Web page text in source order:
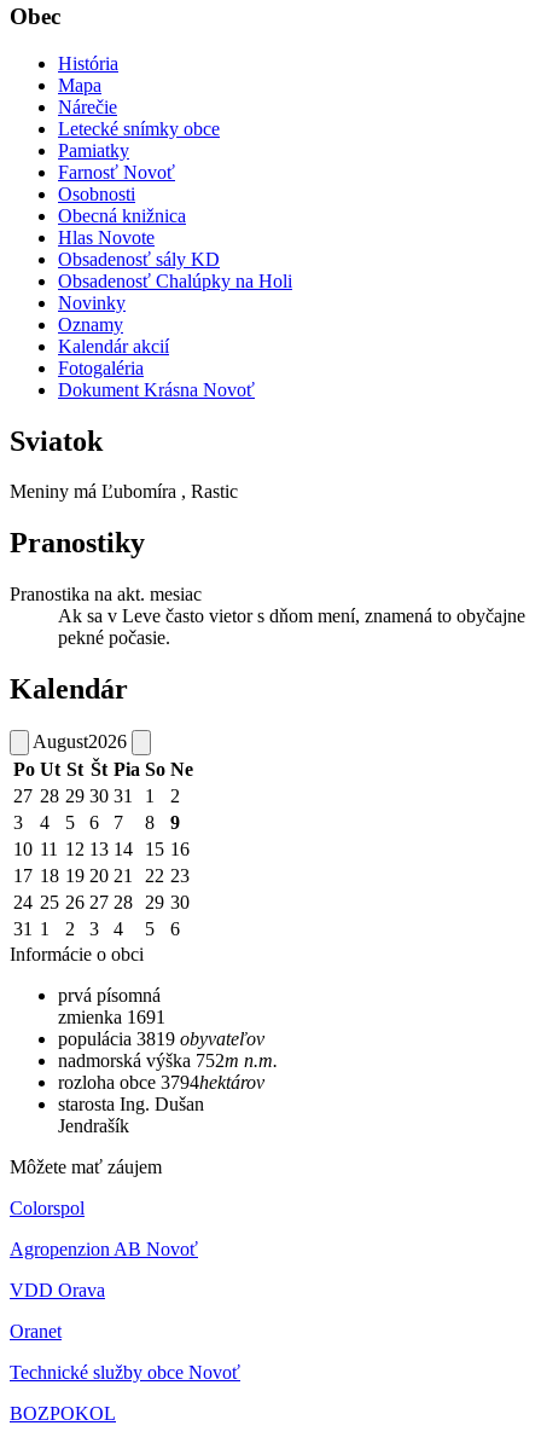
Obec
História
Mapa
Nárečie
Letecké snímky obce
Pamiatky
Farnosť Novoť
Osobnosti
Obecná knižnica
Hlas Novote
Obsadenosť sály KD
Obsadenosť Chalúpky na Holi
Novinky
Oznamy
Kalendár akcií
Fotogaléria
Dokument Krásna Novoť
Sviatok
Meniny má Ľubomíra , Rastic
Pranostiky
Pranostika na akt. mesiac
Ak sa v Leve často vietor s dňom mení, znamená to obyčajne
pekné počasie.
Kalendár
August2026
Po Ut St Št Pia So Ne
27 28 29 30 31 1
2
3
4 5 6 7 8
9
10 11 12 13 14 15 16
17 18 19 20 21 22 23
24 25 26 27 28 29 30
31 1 2 3 4 5
6
Informácie o obci
prvá písomná
zmienka 1691
populácia 3819 obyvateľov
nadmorská výška 752m n.m.
rozloha obce 3794hektárov
starosta Ing. Dušan
Jendrašík
Môžete mať záujem
Colorspol
Agropenzion AB Novoť
VDD Orava
Oranet
Technické služby obce Novoť
BOZPOKOL